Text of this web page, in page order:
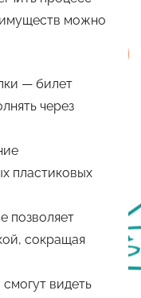
можно
— билет
через
пластиковых
позволяет
сокращая
видеть